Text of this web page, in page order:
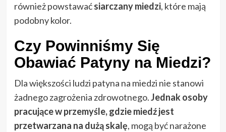
również powstawaćsiarczany miedzi, które mają
podobny kolor.
Czy Powinniśmy Się
Obawiać Patyny na Miedzi?
Dla większości ludzi patyna na miedzi nie stanowi
żadnego zagrożenia zdrowotnego.Jednak osoby
pracujące w przemyśle, gdzie miedź jest
przetwarzana na dużą skalę, mogą być narażone